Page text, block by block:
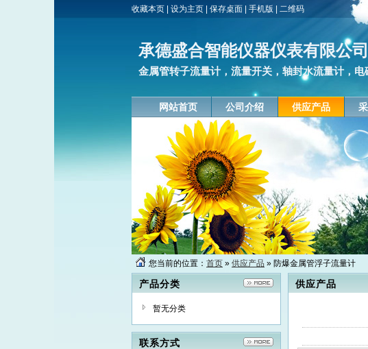
收藏本页 设为主页 保存桌面 手机版 二维码
承德盛合智能仪器仪表有限公司
金属管转子流量计，流量开关，轴封水流量计，
网站首页 公司介绍 供应产品
您当前的位置： 首页 » 供应产品 » 防爆金属管浮子流量计
产品分类
暂无分类
联系方式
供应产品